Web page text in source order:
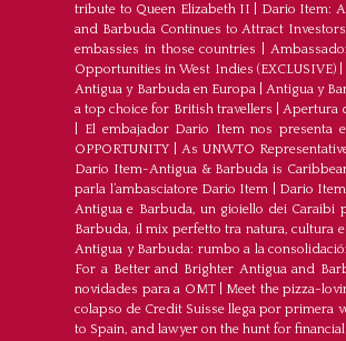
tribute to Queen Elizabeth II
Dario Item:
and Barbuda Continues to Attract
embassies in those countries
Opportunities in West Indies (EXCLUSIVE)|
Antigua y Barbuda en Europa|Antigua y
a top choice for British travellers
Apertura
El embajador Dario Item nos presenta
OPPORTUNITY |As UNWTO
Dario Item-Antigua & Barbuda is
parla l’ambasciatore Dario Item
Dario
Antigua e Barbuda, un gioiello dei Caraibi
Barbuda, il mix perfetto tra natura, cultura
Antigua y Barbuda: rumbo a la
For a Better and Brighter Antigua and
novidades para a OMT| Meet the pizza-
colapso de Credit Suisse llega por primera
to Spain, and lawyer on the hunt for